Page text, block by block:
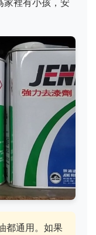
家裡有小孩，安
都通用。如果